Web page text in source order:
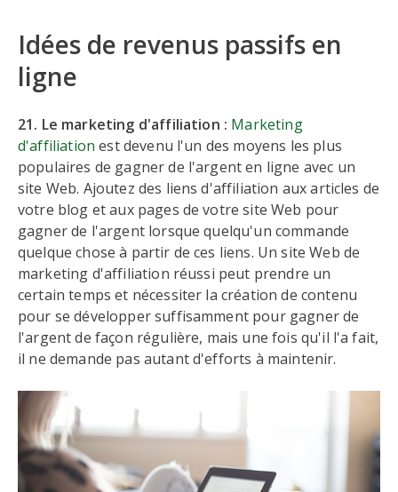
Idées de revenus passifs en
ligne
21. Le marketing d'affiliation : Marketing
d'affiliation est devenu l'un des moyens les plus
populaires de gagner de l'argent en ligne avec un
site Web. Ajoutez des liens d'affiliation aux articles de
votre blog et aux pages de votre site Web pour
gagner de l'argent lorsque quelqu'un commande
quelque chose à partir de ces liens. Un site Web de
marketing d'affiliation réussi peut prendre un
certain temps et nécessiter la création de contenu
pour se développer suffisamment pour gagner de
l'argent de façon régulière, mais une fois qu'il l'a fait,
il ne demande pas autant d'efforts à maintenir.